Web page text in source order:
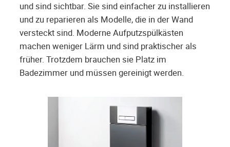
und sind sichtbar. Sie sind einfacher zu installieren
und zu reparieren als Modelle, die in der Wand
versteckt sind. Moderne Aufputzspülkästen
machen weniger Lärm und sind praktischer als
früher. Trotzdem brauchen sie Platz im
Badezimmer und müssen gereinigt werden.